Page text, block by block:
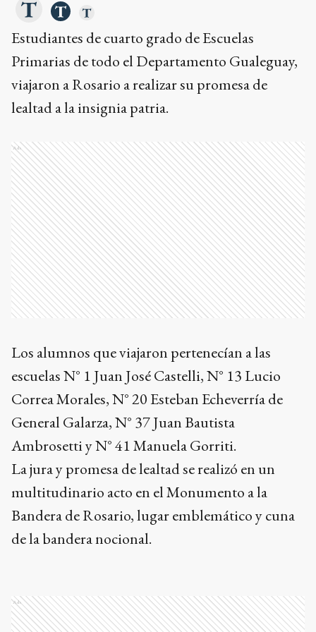
Estudiantes de cuarto grado de Escuelas
Primarias de todo el Departamento Gualeguay,
viajaron a Rosario a realizar su promesa de
lealtad a la insignia patria.
Ads
Los alumnos que viajaron pertenecían a las
escuelas N° 1 Juan José Castelli, N° 13 Lucio
Correa Morales, N° 20 Esteban Echeverría de
General Galarza, N° 37 Juan Bautista
Ambrosetti y N° 41 Manuela Gorriti.
La jura y promesa de lealtad se realizó en un
multitudinario acto en el Monumento a la
Bandera de Rosario, lugar emblemático y cuna
de la bandera nocional.
Ads